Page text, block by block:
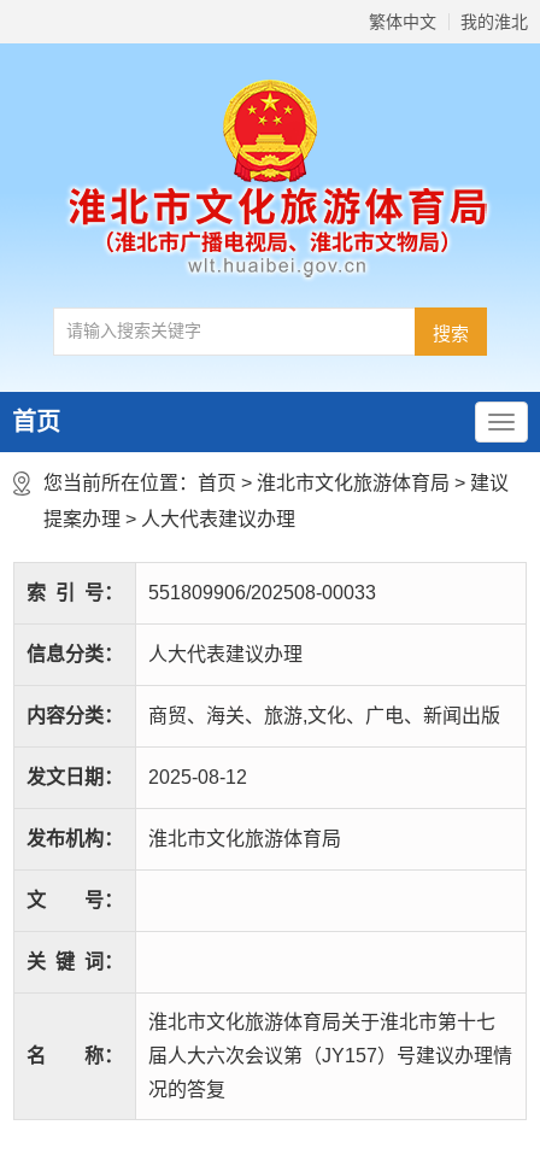
繁体中文 我的淮北
首页
您当前所在位置： 首页 > 淮北市文化旅游体育局 > 建议
提案办理 > 人大代表建议办理
索 引 号： 551809906/202508-00033
信息分类： 人大代表建议办理
内容分类： 商贸、海关、旅游,文化、广电、新闻出版
发文日期： 2025-08-12
发布机构： 淮北市文化旅游体育局
文 号：
关 键 词：
名 称：
淮北市文化旅游体育局关于淮北市第十七
届人大六次会议第（JY157）号建议办理情
况的答复